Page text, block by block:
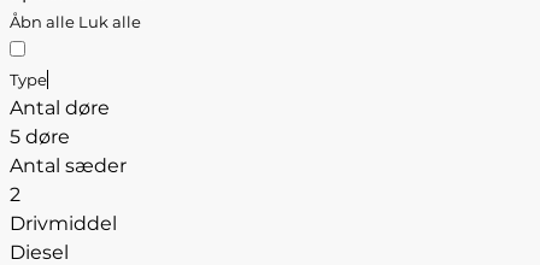
Åbn alle Luk alle
Type
Antal døre
5 døre
Antal sæder
2
Drivmiddel
Diesel